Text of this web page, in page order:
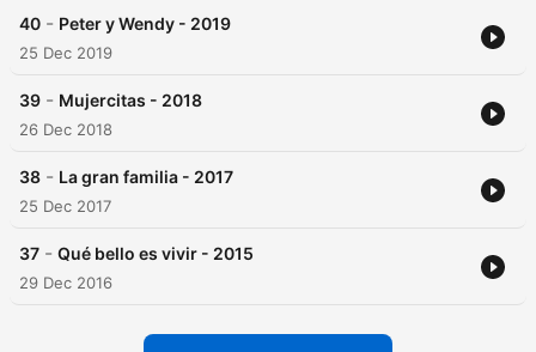
40 - Peter y Wendy - 2019
25 Dec 2019
39 - Mujercitas - 2018
26 Dec 2018
38 - La gran familia - 2017
25 Dec 2017
37 - Qué bello es vivir - 2015
29 Dec 2016